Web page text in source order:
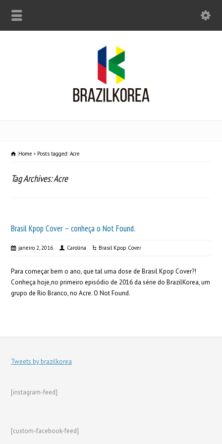
Home Posts tagged: Acre
Tag Archives: Acre
Brasil Kpop Cover – conheça o Not Found.
janeiro 2, 2016 Carolina Brasil Kpop Cover
Para começar bem o ano, que tal uma dose de Brasil Kpop Cover?!
Conheça hoje,no primeiro episódio de 2016 da série do BrazilKorea, um
grupo de Rio Branco, no Acre. O Not Found.
Tweets by brazilkorea
[instagram-feed]
[custom-facebook-feed]